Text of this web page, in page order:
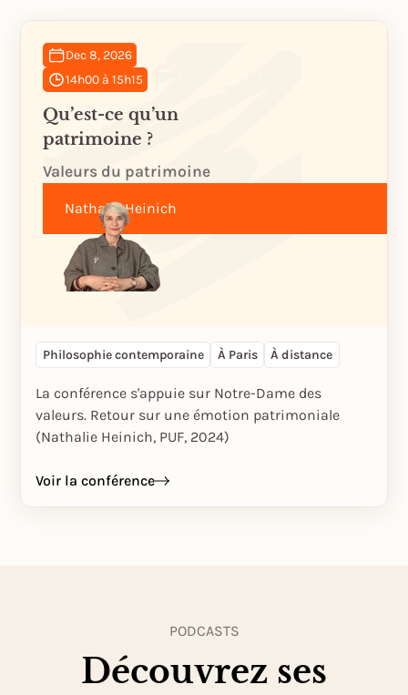
Dec 8, 2026
14h00 à 15h15
Qu’est-ce qu’un
patrimoine ?
Valeurs du patrimoine
Nathalie Heinich
Philosophie contemporaine À Paris À distance
La conférence s'appuie sur Notre-Dame des
valeurs. Retour sur une émotion patrimoniale
(Nathalie Heinich, PUF, 2024)
Voir la conférence
PODCASTS
Découvrez ses